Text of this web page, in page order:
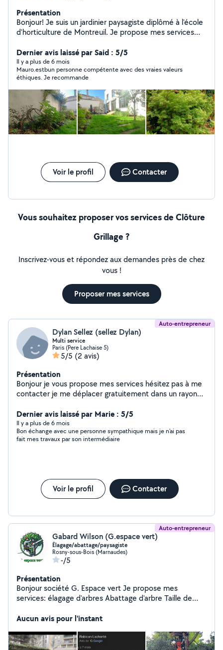
Présentation
Bonjour! Je suis un jardinier paysagiste diplômé à l'école
d'horticulture de Montreuil. Je propose mes services
balcon, de l'aménagement de patio et terrasse. Je
travaille avec un approche écologique, du respect de la
nature, en proposant toujours des solutions qui vont
dans le sens de la nature. -Création de points d'eau
pour combattre moustiques en attirant le bio control,
Libellules,etc. -Je propose aussi une formule de
jardinage avec le client, où je travaille avec vous et je
vous apprends beaucoup de concepts liées au jardin, la
nature, façon d'utiliser les outils, entre d'autres choses! -
broyage de déchets sur place,etc) lors de l'entretien de
vos jardins. - Tonte raisonnée et créations des praires
fleuries, attirons la biodiversité dans nos jardins! -
stagiaires
Dernier avis laissé par Said : 5/5
Il y a plus de 6 mois
Mauro.estbun personne compétente avec des vraies valeurs
éthiques. Je recommande
Voir le profil Contacter
Vous souhaitez proposer vos services de Clôture
Grillage ?
Inscrivez-vous et répondez aux demandes près de chez
vous !
Proposer mes services
Auto-entrepreneur
Dylan Sellez (sellez Dylan)
Multi service
Paris (Pere Lachaise 5)
5/5 (2 avis)
Présentation
Bonjour je vous propose mes services hésitez pas à me
contacter je me déplacer gratuitement dans un rayon
Dernier avis laissé par Marie : 5/5
Il y a plus de 6 mois
Bon échange avec une personne sympathique mais je n'ai pas
fait mes travaux par son intermédiaire
Voir le profil Contacter
Auto-entrepreneur
Gabard Wilson (G.espace vert)
Élagage/abattage/paysagiste
Rosny-sous-Bois (Marnaudes)
-/5
Présentation
Bonjour société G. Espace vert Je propose mes
services: élagage d'arbres Abattage d'arbre Taille de
naturelle et artificiel Retrouver nous sur google et
Aucun avis pour l'instant